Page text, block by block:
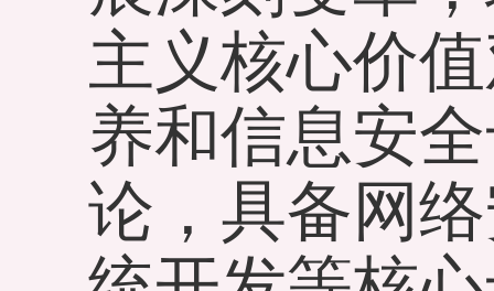
主义核心价
养和信息安
论，具备网